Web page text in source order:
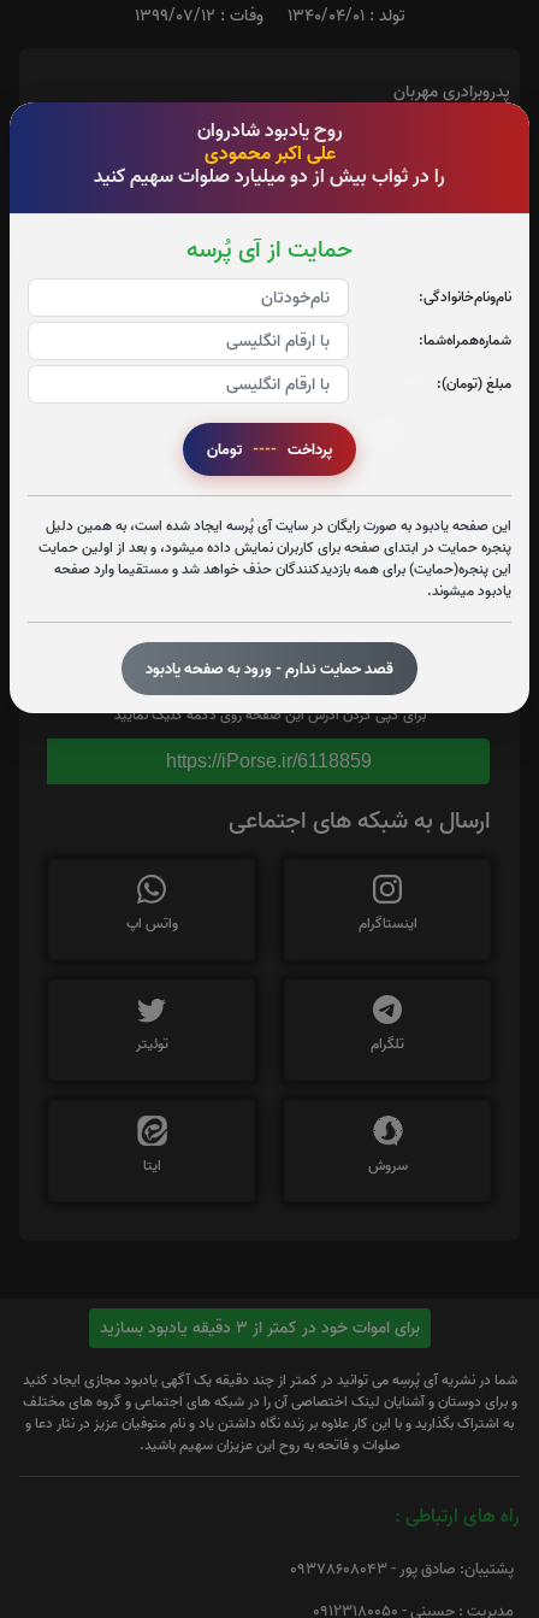
روح یادبود شادروان
علی اکبر محمودی
را در ثواب بیش از دو میلیارد صلوات سهیم کنید
حمایت از آی پُرسه
نام‌و‌نام‌خانوادگی:
شماره‌همراه‌شما:
مبلغ (تومان):
پرداخت ----
این صفحه یادبود به صورت رایگان در سایت آی پُرسه ایجاد شده است، به همین دلیل
پنجره حمایت در ابتدای صفحه برای کاربران نمایش داده میشود، و بعد از اولین حمایت
این پنجره(حمایت) برای همه بازدیدکنندگان حذف خواهد شد و مستقیما وارد صفحه
یادبود میشوند.
قصد حمایت ندارم - ورود به صفحه یادبود
تولد : 1340/04/01
وفات : 1399/07/12
پدروبرادری مهربان
آدرس آرامگاه : بهشت زهرا قطعه 81
تعداد بازدید : 65
اشتراک گذاری
برای کپی کردن آدرس این صفحه روی دکمه کلیک نمایید
https://iPorse.ir/6118859
ارسال به شبکه های اجتماعی
اینستاگرام واتس اپ
تلگرام توئیتر
سروش ایتا
برای اموات خود در کمتر از 3 دقیقه یادبود بسازید
شما در نشریه آی پُرسِه می توانید در کمتر از چند دقیقه یک آگهی یادبود مجازی ایجاد کنید
و برای دوستان و آشنایان لینک اختصاصی آن را در شبکه های اجتماعی و گروه های مختلف
به اشتراک بگذارید و با این کار علاوه بر زنده نگاه داشتن یاد و نام متوفیان عزیز در نثار دعا و
صلوات و فاتحه به روح این عزیزان سهیم باشید.
راه های ارتباطی :
پشتیبان: صادق پور - 09378608043
مدیریت : حسینی - 09123180050